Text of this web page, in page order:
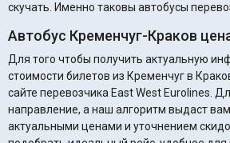
скучать. Именно таковы автобусы
Автобус Кременчуг-Краков
Для того чтобы получить актуальную
стоимости билетов из Кременчуг в
сайте перевозчика East West Eurolines.
направление, а наш алгоритм выдаст
актуальными ценами и уточнением скидок для